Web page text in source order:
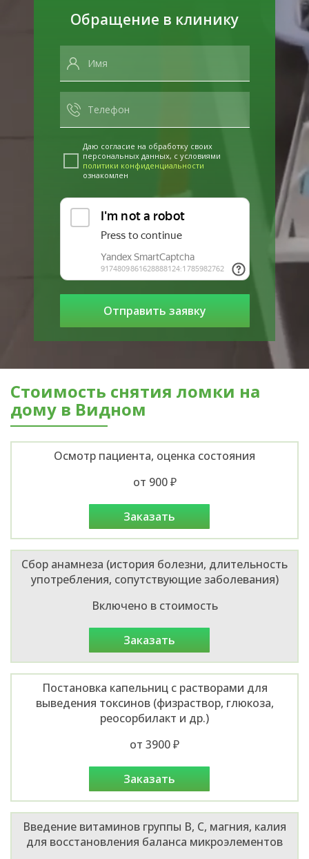
Обращение в клинику
Даю согласие на обработку своих
персональных данных, с условиями
политики конфиденциальности
ознакомлен
Стоимость снятия ломки на
дому в Видном
Осмотр пациента, оценка состояния
от 900 ₽
заказать
Сбор анамнеза (история болезни, длительность
употребления, сопутствующие заболевания)
Включено в стоимость
заказать
Постановка капельниц с растворами для
выведения токсинов (физраствор, глюкоза,
реосорбилакт и др.)
от 3900 ₽
заказать
Введение витаминов группы B, C, магния, калия
для восстановления баланса микроэлементов